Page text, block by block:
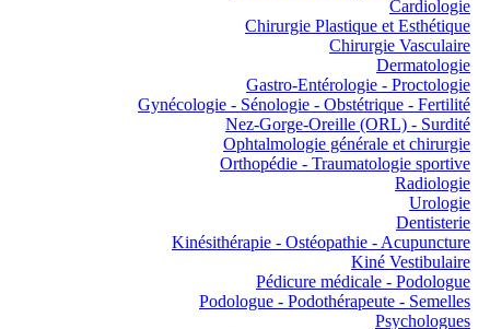
Cardiologie
Chirurgie Plastique et Esthétique
Chirurgie Vasculaire
Dermatologie
Gastro-Entérologie - Proctologie
Gynécologie - Sénologie - Obstétrique - Fertilité
Nez-Gorge-Oreille (ORL) - Surdité
Ophtalmologie générale et chirurgie
Orthopédie - Traumatologie sportive
Radiologie
Urologie
Dentisterie
Kinésithérapie - Ostéopathie - Acupuncture
Kiné Vestibulaire
Pédicure médicale - Podologue
Podologue - Podothérapeute - Semelles
Psychologues